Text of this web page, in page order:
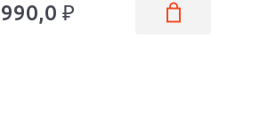
990,0 ₽